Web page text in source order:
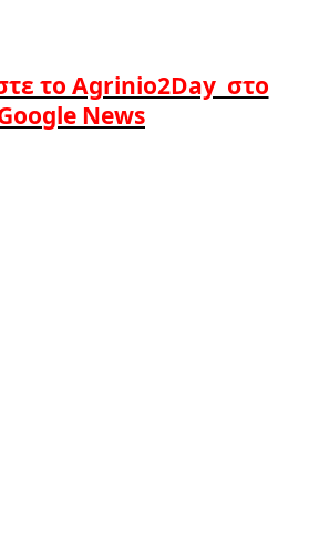
το Agrinio2Day στο
News